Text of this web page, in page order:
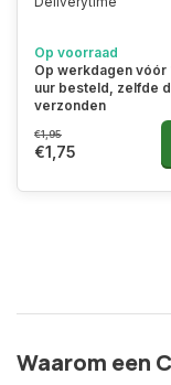
Op voorraad
Op werkdagen vóór
uur besteld, zelfde
verzonden
€1,95
€1,75
Waarom een